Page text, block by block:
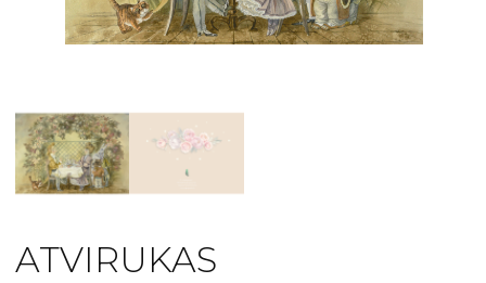
ATVIRUKAS